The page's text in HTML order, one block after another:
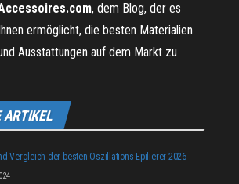
, dem Blog, der es
Ihnen ermöglicht, die besten Materialien
Ausstattungen auf dem Markt zu
ARTIKEL
Vergleich der besten Oszillations-Epilierer 2026